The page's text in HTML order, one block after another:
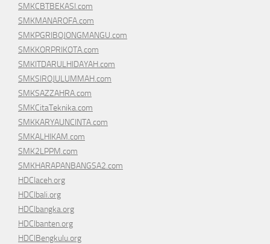
SMKCBTBEKASI.com
SMKMANAROFA.com
SMKPGRIBOJONGMANGU.com
SMKKORPRIKOTA.com
SMKITDARULHIDAYAH.com
SMKSIROJULUMMAH.com
SMKSAZZAHRA.com
SMKCitaTeknika.com
SMKKARYAUNCINTA.com
SMKALHIKAM.com
SMK2LPPM.com
SMKHARAPANBANGSA2.com
HDCIaceh.org
HDCIbali.org
HDCIbangka.org
HDCIbanten.org
HDCIBengkulu.org